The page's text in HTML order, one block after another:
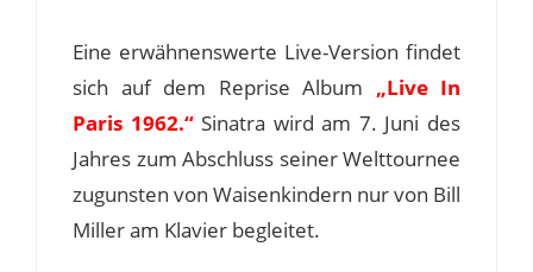
Eine erwähnenswerte Live-Version findet
sich auf dem Reprise Album „Live In
Paris 1962.“Sinatra wird am 7. Juni des
Jahres zum Abschluss seiner Welttournee
zugunsten von Waisenkindern nur von Bill
Miller am Klavier begleitet.